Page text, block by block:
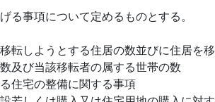
る事項について定めるものとする。
転しようとする住居の数並びに住居を
及び当該移転者の属する世帯の数
住宅の整備に関する事項